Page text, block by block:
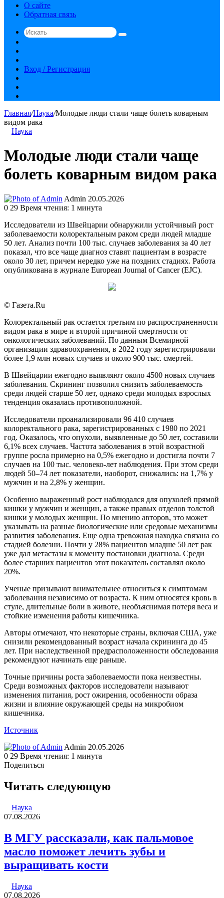
О сайте
Обратная связь
Искать
статья
Вход / Регистрация
Главная/Наука/Молодые люди стали чаще болеть коварным
видом рака
Наука
Молодые люди стали чаще
болеть коварным видом рака
Admin Send
an
20.05.2026
0 29 Время чтения: 1 минута
Исследователи из Швейцарии обнаружили устойчивый рост
заболеваемости колоректальным раком среди людей младше
50 лет. Анализ почти 100 тыс. случаев заболевания за 40 лет
показал, что все чаще диагноз ставят пациентам в возрасте
около 30 лет, причем нередко уже на поздних стадиях. Работа
опубликована в журнале European Journal of Cancer (EJC).
© Газета.Ru
Колоректальный рак остается третьим по распространенности
видом рака в мире и второй причиной смертности от
онкологических заболеваний. По данным Всемирной
организации здравоохранения, в 2022 году зарегистрировали
более 1,9 млн новых случаев и около 900 тыс. смертей.
В Швейцарии ежегодно выявляют около 4500 новых случаев
заболевания. Скрининг позволил снизить заболеваемость
среди людей старше 50 лет, однако среди молодых взрослых
тенденция оказалась противоположной.
Исследователи проанализировали 96 410 случаев
колоректального рака, зарегистрированных с 1980 по 2021
год. Оказалось, что опухоли, выявленные до 50 лет, составили
6,1% всех случаев. Частота заболевания в этой возрастной
группе росла примерно на 0,5% ежегодно и достигла почти 7
случаев на 100 тыс. человеко-лет наблюдения. При этом среди
людей 50–74 лет показатели, наоборот, снижались: на 1,7% у
мужчин и на 2,8% у женщин.
Особенно выраженный рост наблюдался для опухолей прямой
кишки у мужчин и женщин, а также правых отделов толстой
кишки у молодых женщин. По мнению авторов, это может
указывать на разные биологические или средовые механизмы
развития заболевания. Еще одна тревожная находка связана со
стадией болезни. Почти у 28% пациентов младше 50 лет рак
уже дал метастазы к моменту постановки диагноза. Среди
более старших пациентов этот показатель составлял около
20%.
Ученые призывают внимательнее относиться к симптомам
заболевания независимо от возраста. К ним относятся кровь в
стуле, длительные боли в животе, необъяснимая потеря веса и
стойкие изменения работы кишечника.
Авторы отмечают, что некоторые страны, включая США, уже
снизили рекомендованный возраст начала скрининга до 45
лет. При наследственной предрасположенности обследования
рекомендуют начинать еще раньше.
Точные причины роста заболеваемости пока неизвестны.
Среди возможных факторов исследователи называют
изменения питания, рост ожирения, особенности образа
жизни и влияние окружающей среды на микробиом
кишечника.
Источник
Admin Send
an
20.05.2026
0 29 Время чтения: 1 минута
Поделиться
через
электронную
Читать следующую
Наука
07.08.2026
В МГУ рассказали, как пальмовое
масло поможет лечить зубы и
выращивать кости
Наука
07.08.2026